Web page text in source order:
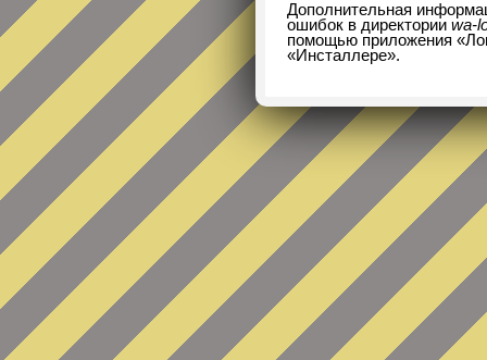
Дополнительная
ошибок в директорииwa-
помощью приложения
«Инсталлере».